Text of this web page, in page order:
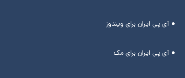
آی پی ایران برای ویندوز
آی پی ایران برای مک